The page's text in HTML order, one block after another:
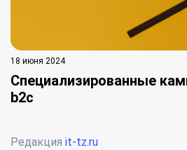
18 июня 2024
Специализированные
b2c
Редакция it-tz.ru